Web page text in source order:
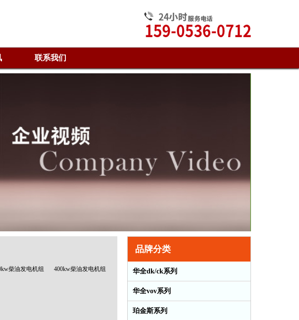
联系我们
柴油发电机组 400kw柴油发电机组
品牌分类
华全dk/ck系列
华全vov系列
珀金斯系列